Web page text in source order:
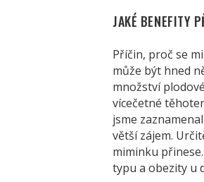
JAKÉ BENEFITY
Příčin, proč se
může být hned
množství
vícečetné
jsme
větší zájem.
miminku
typu a obezity u